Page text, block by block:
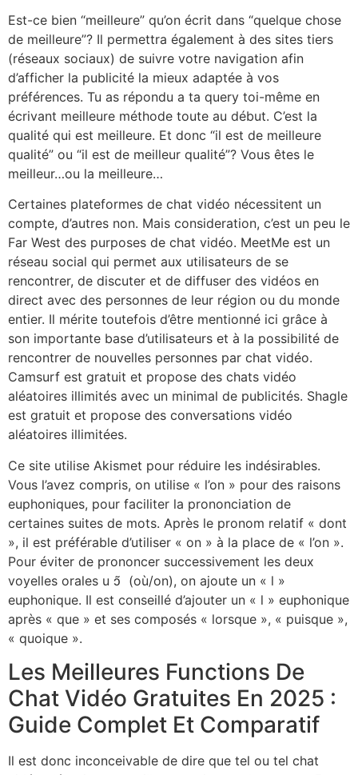
Est-ce bien “meilleure” qu’on écrit dans “quelque chose
de meilleure”? Il permettra également à des sites tiers
(réseaux sociaux) de suivre votre navigation afin
d’afficher la publicité la mieux adaptée à vos
préférences. Tu as répondu a ta query toi-même en
écrivant meilleure méthode toute au début. C’est la
qualité qui est meilleure. Et donc “il est de meilleure
qualité” ou “il est de meilleur qualité”? Vous êtes le
meilleur…ou la meilleure…
Certaines plateformes de chat vidéo nécessitent un
compte, d’autres non. Mais consideration, c’est un peu le
Far West des purposes de chat vidéo. MeetMe est un
réseau social qui permet aux utilisateurs de se
rencontrer, de discuter et de diffuser des vidéos en
direct avec des personnes de leur région ou du monde
entier. Il mérite toutefois d’être mentionné ici grâce à
son importante base d’utilisateurs et à la possibilité de
rencontrer de nouvelles personnes par chat vidéo.
Camsurf est gratuit et propose des chats vidéo
aléatoires illimités avec un minimal de publicités. Shagle
est gratuit et propose des conversations vidéo
aléatoires illimitées.
Ce site utilise Akismet pour réduire les indésirables.
Vous l’avez compris, on utilise « l’on » pour des raisons
euphoniques, pour faciliter la prononciation de
certaines suites de mots. Après le pronom relatif « dont
», il est préférable d’utiliser « on » à la place de « l’on ».
Pour éviter de prononcer successivement les deux
voyelles orales u ɔ̃ (où/on), on ajoute un « l »
euphonique. Il est conseillé d’ajouter un « l » euphonique
après « que » et ses composés « lorsque », « puisque »,
« quoique ».
Les Meilleures Functions De
Chat Vidéo Gratuites En 2025 :
Guide Complet Et Comparatif
Il est donc inconceivable de dire que tel ou tel chat